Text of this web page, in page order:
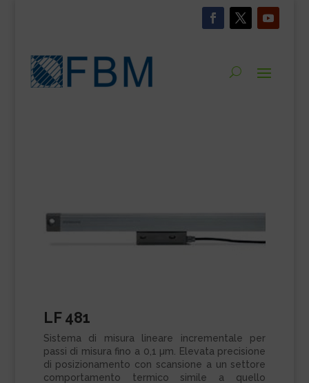
LF 481
Sistema di misura lineare incrementale per
passi di misura fino a 0,1 µm. Elevata precisione
di posizionamento con scansione a un settore
comportamento termico simile a quello